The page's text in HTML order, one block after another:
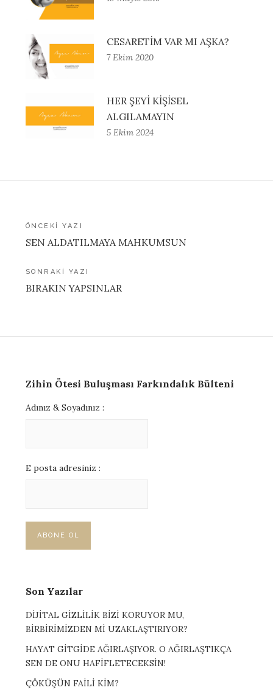
CESARETİM VAR MI AŞKA?
7 Ekim 2020
HER ŞEYİ KİŞİSEL
ALGILAMAYIN
5 Ekim 2024
Yazı
gezinmesi
ÖNCEKI YAZI
SEN ALDATILMAYA MAHKUMSUN
SONRAKI YAZI
BIRAKIN YAPSINLAR
Zihin Ötesi Buluşması Farkındalık Bülteni
Adınız & Soyadınız :
E posta adresiniz :
Son Yazılar
DİJİTAL GİZLİLİK BİZİ KORUYOR MU,
BİRBİRİMİZDEN Mİ UZAKLAŞTIRIYOR?
HAYAT GİTGİDE AĞIRLAŞIYOR. O AĞIRLAŞTIKÇA
SEN DE ONU HAFİFLETECEKSİN!
ÇÖKÜŞÜN FAİLİ KİM?